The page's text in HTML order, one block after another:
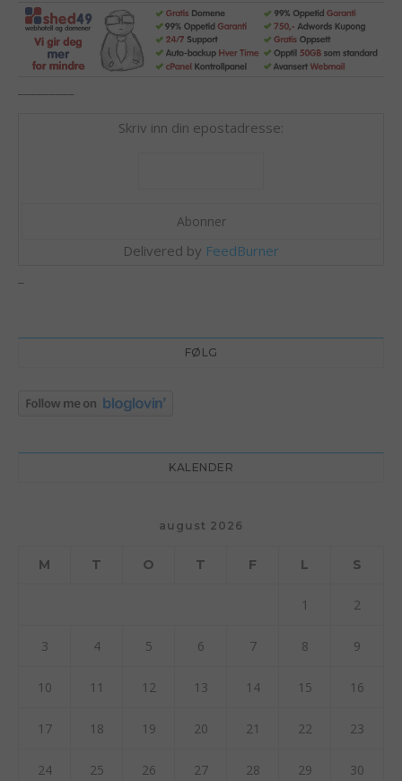
Skriv inn din epostadresse:
Delivered by FeedBurner
FØLG
KALENDER
august 2026
M T O T F L S
1 2
3 4 5 6 7 8 9
10 11 12 13 14 15 16
17 18 19 20 21 22 23
24 25 26 27 28 29 30